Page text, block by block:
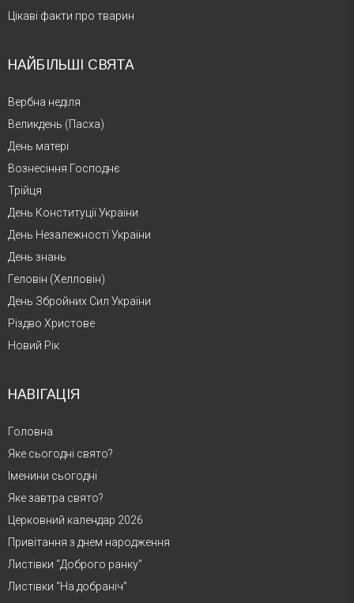
Цікаві факти про тварин
НАЙБІЛЬШІ СВЯТА
Вербна неділя
Великдень (Пасха)
День матері
Вознесіння Господнє
Трійця
День Конституції України
День Незалежності України
День знань
Геловін (Хелловін)
День Збройних Сил України
Різдво Христове
Новий Рік
НАВІГАЦІЯ
Головна
Яке сьогодні свято?
Іменини сьогодні
Яке завтра свято?
Церковний календар 2026
Привітання з днем народження
Листівки “Доброго ранку”
Листівки “На добраніч”